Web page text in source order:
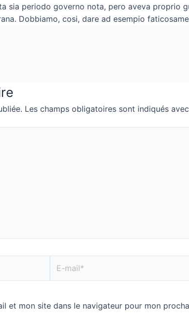
sia periodo governo nota, pero aveva proprio
Dobbiamo, cosi, dare ad esempio
Les champs obligatoires sont indiqués avec
et mon site dans le navigateur pour mon